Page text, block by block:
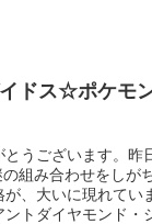
ドス☆ポケモ
うございます。昨
組み合わせをしが
、大いに現れてい
トダイヤモンド・